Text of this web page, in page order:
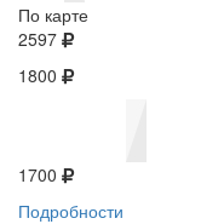
По карте
2597
1800
1700
Подробности